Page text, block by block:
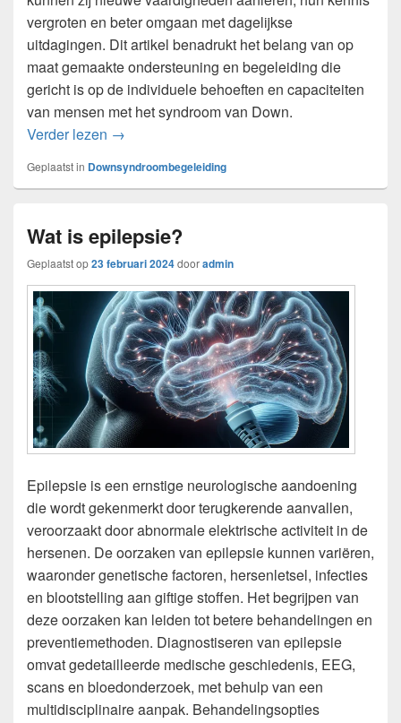
vergroten en beter omgaan met dagelijkse
uitdagingen. Dit artikel benadrukt het belang van op
maat gemaakte ondersteuning en begeleiding die
gericht is op de individuele behoeften en capaciteiten
van mensen met het syndroom van Down.
Verder lezen Het belang van begeleiding bij het syndroom
→
Geplaatst in Downsyndroombegeleiding
Wat is epilepsie?
Geplaatst op23 februari 2024dooradmin
Epilepsie is een ernstige neurologische aandoening
die wordt gekenmerkt door terugkerende aanvallen,
veroorzaakt door abnormale elektrische activiteit in de
hersenen. De oorzaken van epilepsie kunnen variëren,
waaronder genetische factoren, hersenletsel, infecties
en blootstelling aan giftige stoffen. Het begrijpen van
deze oorzaken kan leiden tot betere behandelingen en
preventiemethoden. Diagnostiseren van epilepsie
omvat gedetailleerde medische geschiedenis, EEG,
scans en bloedonderzoek, met behulp van een
multidisciplinaire aanpak. Behandelingsopties